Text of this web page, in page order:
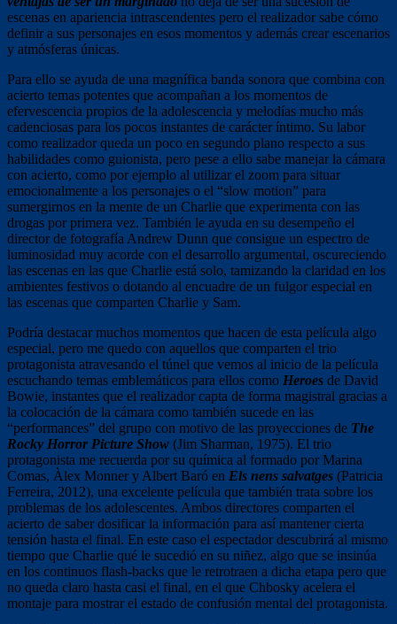
escenas en apariencia intrascendentes pero el realizador sabe cómo
definir a sus personajes en esos momentos y además crear escenarios
y atmósferas únicas.
Para ello se ayuda de una magnífica banda sonora que combina con
acierto temas potentes que acompañan a los momentos de
efervescencia propios de la adolescencia y melodías mucho más
cadenciosas para los pocos instantes de carácter íntimo. Su labor
como realizador queda un poco en segundo plano respecto a sus
habilidades como guionista, pero pese a ello sabe manejar la cámara
con acierto, como por ejemplo al utilizar el zoom para situar
emocionalmente a los personajes o el “slow motion” para
sumergirnos en la mente de un Charlie que experimenta con las
drogas por primera vez. También le ayuda en su desempeño el
director de fotografía Andrew Dunn que consigue un espectro de
luminosidad muy acorde con el desarrollo argumental, oscureciendo
las escenas en las que Charlie está solo, tamizando la claridad en los
ambientes festivos o dotando al encuadre de un fulgor especial en
las escenas que comparten Charlie y Sam.
Podría destacar muchos momentos que hacen de esta película algo
especial, pero me quedo con aquellos que comparten el trio
protagonista atravesando el túnel que vemos al inicio de la película
escuchando temas emblemáticos para ellos como Heroes de David
Bowie, instantes que el realizador capta de forma magistral gracias a
la colocación de la cámara como también sucede en las
“performances” del grupo con motivo de las proyecciones de The
Rocky Horror Picture Show (Jim Sharman, 1975). El trio
protagonista me recuerda por su química al formado por Marina
Comas, Àlex Monner y Albert Baró en Els nens salvatges (Patricia
Ferreira, 2012), una excelente película que también trata sobre los
problemas de los adolescentes. Ambos directores comparten el
acierto de saber dosificar la información para así mantener cierta
tensión hasta el final. En este caso el espectador descubrirá al mismo
tiempo que Charlie qué le sucedió en su niñez, algo que se insinúa
en los continuos flash-backs que le retrotraen a dicha etapa pero que
no queda claro hasta casi el final, en el que Chbosky acelera el
montaje para mostrar el estado de confusión mental del protagonista.